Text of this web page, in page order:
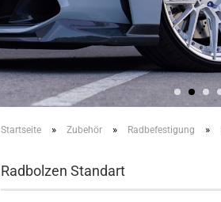
Startseite » Zubehör » Radbefestigung »
Radbolzen Standart